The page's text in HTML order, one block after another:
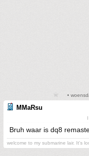
•
MMaRsu
Bruh waar is dq8
welcome to my submarine lair. It's